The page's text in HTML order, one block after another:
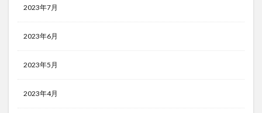
2023年7月
2023年6月
2023年5月
2023年4月